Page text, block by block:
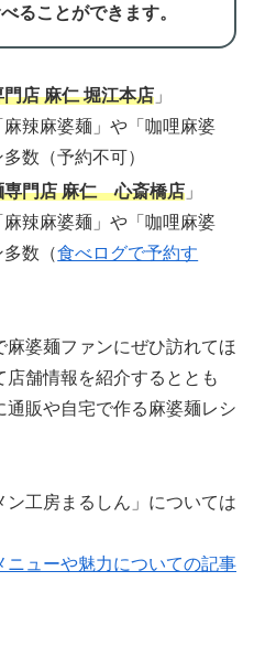
ることができます。
店 麻仁 堀江本店 」
辣麻婆麺」や「咖哩麻婆
数（予約不可）
専門店 麻仁 心斎橋店 」
辣麻婆麺」や「咖哩麻婆
多数（食べログで予約す
婆麺ファンにぜひ訪れてほ
店舗情報を紹介するととも
販や自宅で作る麻婆麺レシ
工房まるしん」については
ニューや魅力についての記事